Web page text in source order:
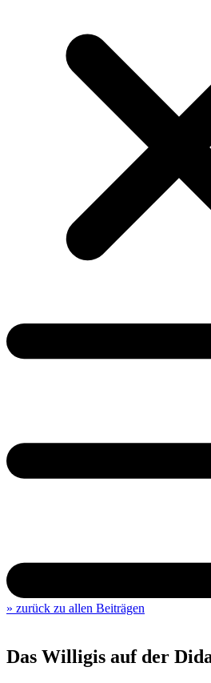
» zurück zu allen Beiträgen
Das Willigis auf der